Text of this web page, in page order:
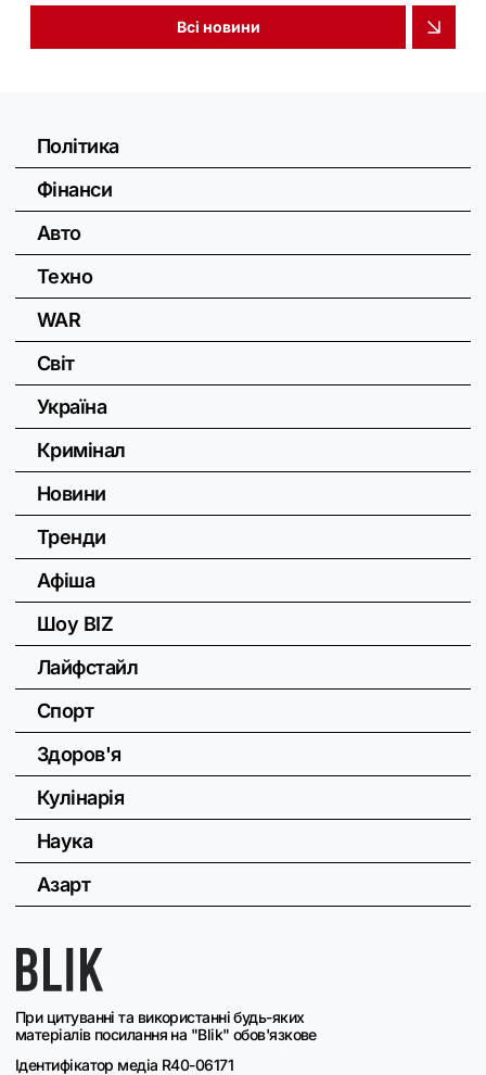
Всі новини
При цитуванні та використанні будь-яких
матеріалів посилання на "Blik" обов'язкове
Ідентифікатор медіа R40-06171
Політика
Фінанси
Авто
Техно
WAR
Світ
Україна
Кримінал
Новини
Тренди
Афіша
Шоу BIZ
Лайфстайл
Спорт
Здоров'я
Кулінарія
Наука
Азарт